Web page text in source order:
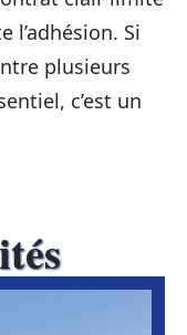
l’adhésion. Si
plusieurs
c’est un